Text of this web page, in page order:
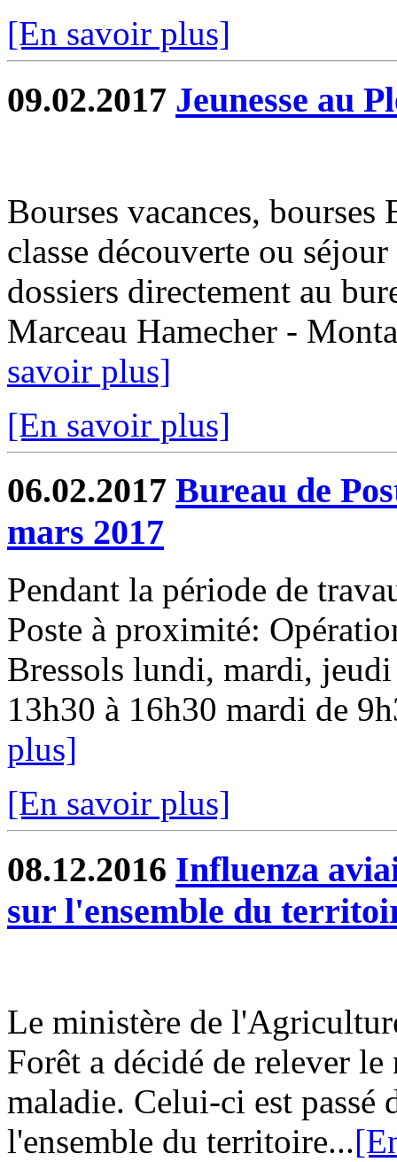
[En savoir plus]
09.02.2017 Jeunesse au
Bourses vacances,
classe découverte ou
dossiers directement au
Marceau Hamecher -
savoir plus]
[En savoir plus]
06.02.2017 Bureau de
mars 2017
Pendant la période de
Poste à proximité:
Bressols lundi, mardi,
13h30 à 16h30 mardi de
plus]
[En savoir plus]
08.12.2016 Influenza
sur l'ensemble du
Le ministère de
Forêt a décidé de relever
maladie. Celui-ci est passé
l'ensemble du territoire...